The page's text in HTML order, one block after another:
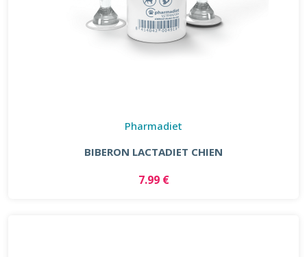
Pharmadiet
BIBERON LACTADIET CHIEN
7.99 €